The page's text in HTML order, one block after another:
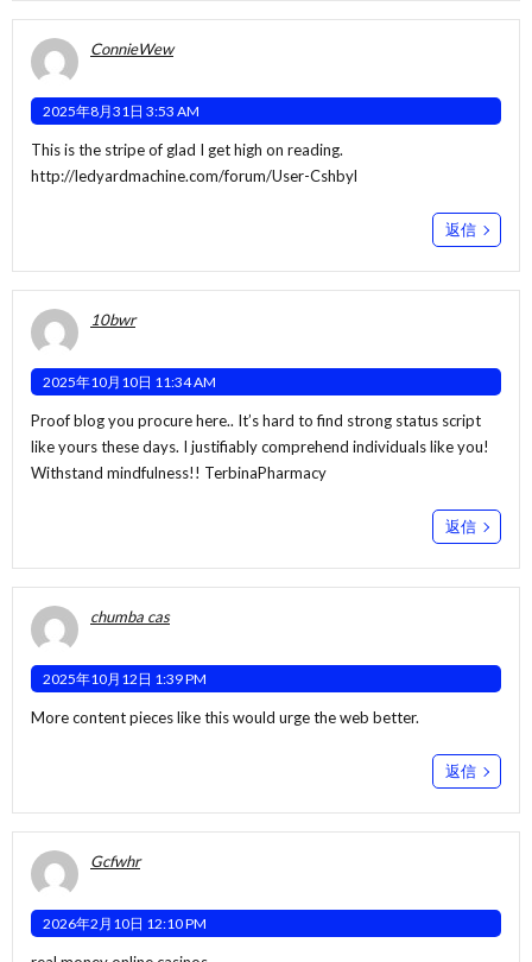
ConnieWew
2025年8月31日 3:53 AM
This is the stripe of glad I get high on reading.
http://ledyardmachine.com/forum/User-Cshbyl
返信
10bwr
2025年10月10日 11:34 AM
Proof blog you procure here.. It’s hard to find strong status script
like yours these days. I justifiably comprehend individuals like you!
Withstand mindfulness!! TerbinaPharmacy
返信
chumba cas
2025年10月12日 1:39 PM
More content pieces like this would urge the web better.
返信
Gcfwhr
2026年2月10日 12:10 PM